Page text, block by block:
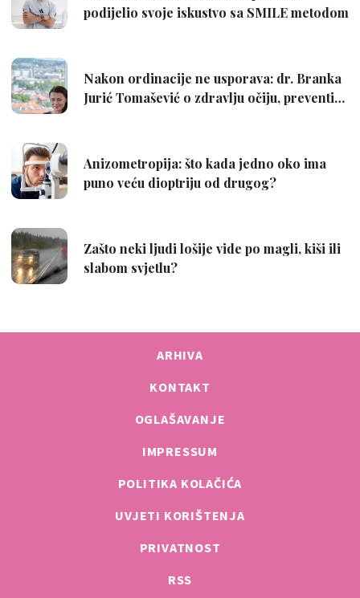
ARHIVA
KONTAKT
OGLAŠAVANJE
IMPRESSUM
POLITIKA KOLAČIĆA
UVJETI KORIŠTENJA
PRIVATNOST
RSS